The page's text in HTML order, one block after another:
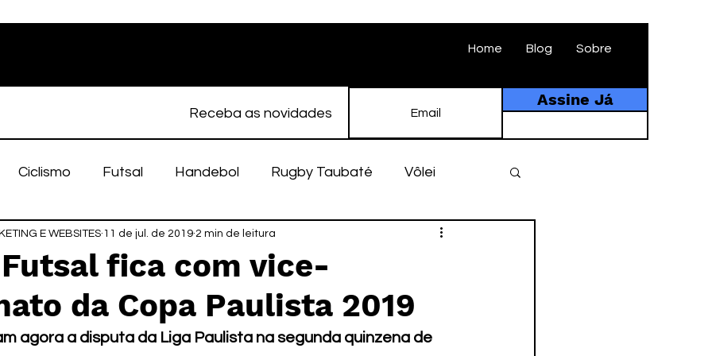
Home Blog Sobre
Receba as novidades
Assine Já
Ciclismo Futsal Handebol Rugby Taubaté Vôlei
Feminino Atletismo EC Taubaté História
Taubaté Fut7 Rugby Fut7 futebol amador
fica com vice-
da Copa Paulista 2019
E WEBSITES 11 de jul. de 2019 2 min de leitura
agora a disputa da Liga Paulista na segunda quinzena de